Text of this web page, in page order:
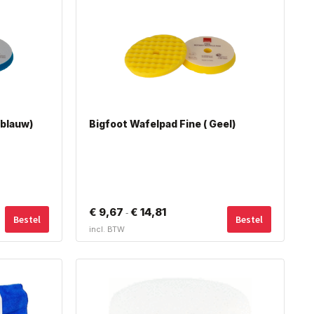
Bestel
Dit
product
heeft
Deze
optie
Bigfoot Wafelpad Fine ( Geel)
€ 9,67 -€ 14,81Prijsklasse:
tot
incl. BTW
Bestel
Dit
product
heeft